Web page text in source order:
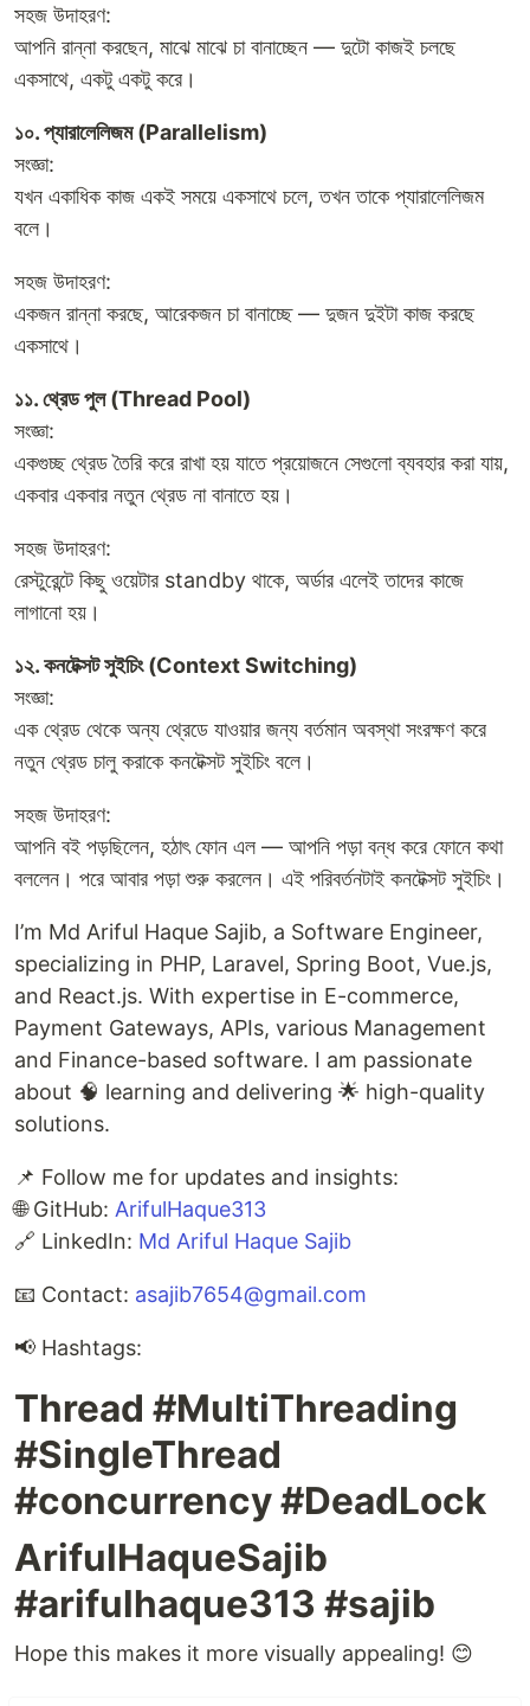
সহজ উদাহরণ:
আপনি রান্না করছেন, মাঝে মাঝে চা বানাচ্ছেন — দুটো কাজই চলছে
একসাথে, একটু একটু করে।
১০. প্যারালেলিজম (Parallelism)
সংজ্ঞা:
যখন একাধিক কাজ একই সময়ে একসাথে চলে, তখন তাকে প্যারালেলিজম
বলে।
সহজ উদাহরণ:
একজন রান্না করছে, আরেকজন চা বানাচ্ছে — দুজন দুইটা কাজ করছে
একসাথে।
১১. থ্রেড পুল (Thread Pool)
সংজ্ঞা:
একগুচ্ছ থ্রেড তৈরি করে রাখা হয় যাতে প্রয়োজনে সেগুলো ব্যবহার করা যায়,
একবার একবার নতুন থ্রেড না বানাতে হয়।
সহজ উদাহরণ:
রেস্টুরেন্টে কিছু ওয়েটার standby থাকে, অর্ডার এলেই তাদের কাজে
লাগানো হয়।
১২. কনটেক্সট সুইচিং (Context Switching)
সংজ্ঞা:
এক থ্রেড থেকে অন্য থ্রেডে যাওয়ার জন্য বর্তমান অবস্থা সংরক্ষণ করে
নতুন থ্রেড চালু করাকে কনটেক্সট সুইচিং বলে।
সহজ উদাহরণ:
আপনি বই পড়ছিলেন, হঠাৎ ফোন এল — আপনি পড়া বন্ধ করে ফোনে কথা
বললেন। পরে আবার পড়া শুরু করলেন। এই পরিবর্তনটাই কনটেক্সট সুইচিং।
I’m Md Ariful Haque Sajib, a Software Engineer,
specializing in PHP, Laravel, Spring Boot, Vue.js,
and React.js. With expertise in E-commerce,
Payment Gateways, APIs, various Management
and Finance-based software. I am passionate
about 🧠 learning and delivering 🌟 high-quality
solutions.
📌 Follow me for updates and insights:
🌐 GitHub: ArifulHaque313
🔗 LinkedIn: Md Ariful Haque Sajib
📧 Contact: asajib7654@gmail.com
📢 Hashtags:
Thread #MultiThreading
#SingleThread
#concurrency #DeadLock
ArifulHaqueSajib
#arifulhaque313 #sajib
Hope this makes it more visually appealing! 😊